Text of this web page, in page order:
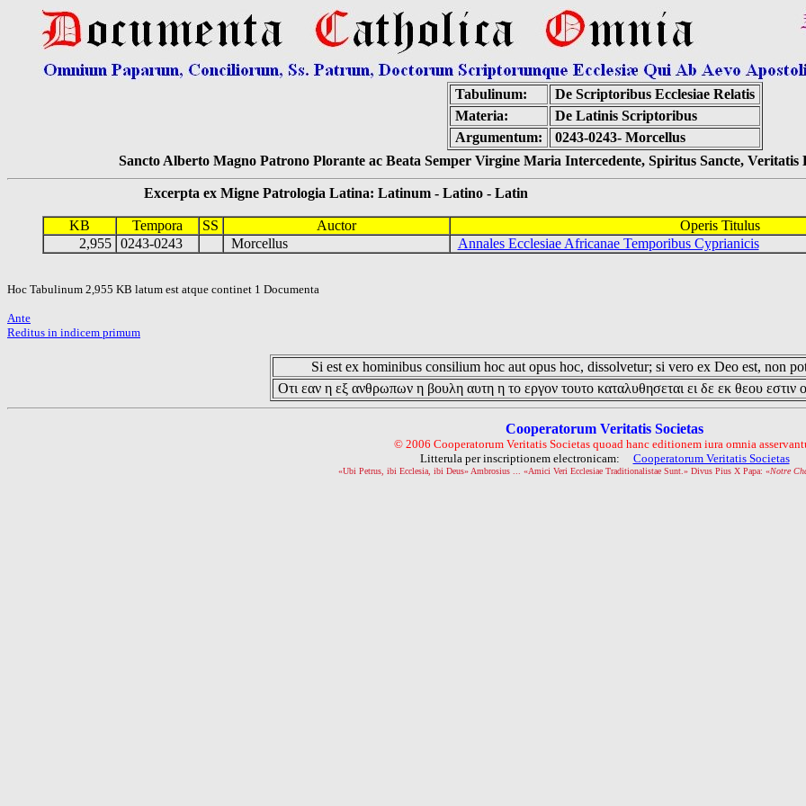
Tabulinum:
De Scriptoribus Ecclesiae Relatis
Materia:
De Latinis Scriptoribus
Argumentum:
0243-0243- Morcellus
Sancto Alberto Magno Patrono Plorante ac Beata Semper Virgine Maria Intercedente, Spiritus Sancte,
Excerpta ex Migne Patrologia Latina: Latinum - Latino - Latin
KB Tempora SS Auctor Operis Titulus
2,955 0243-0243 Morcellus Annales Ecclesiae Africanae Temporibus Cyprianicis
Hoc Tabulinum 2,955 KB latum est atque continet 1 Documenta
Ante
Reditus in indicem primum
Si est ex hominibus consilium hoc aut opus hoc, dissolvetur; si vero ex Deo est, non
Οτι εαν η εξ ανθρωπων η βουλη αυτη η το εργον τουτο καταλυθησεται ει δε εκ θεου εστιν
Cooperatorum Veritatis Societas
© 2006 Cooperatorum Veritatis Societas quoad hanc editionem iura omnia
Litterula per inscriptionem electronicam: Cooperatorum Veritatis Societas
«Ubi Petrus, ibi Ecclesia, ibi Deus» Ambrosius ... «Amici Veri Ecclesiae Traditionalistae Sunt.» Divus Pius X Papa: «Notre